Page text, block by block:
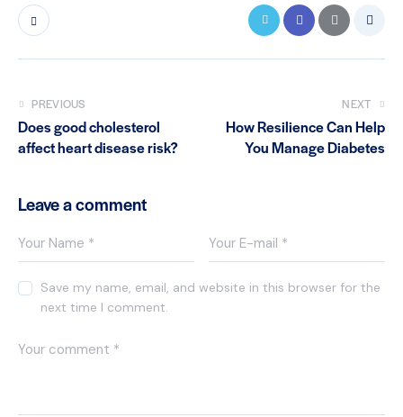
PREVIOUS
Does good cholesterol
affect heart disease risk?
NEXT
How Resilience Can Help
You Manage Diabetes
Leave a comment
Save my name, email, and website in this browser for the
next time I comment.